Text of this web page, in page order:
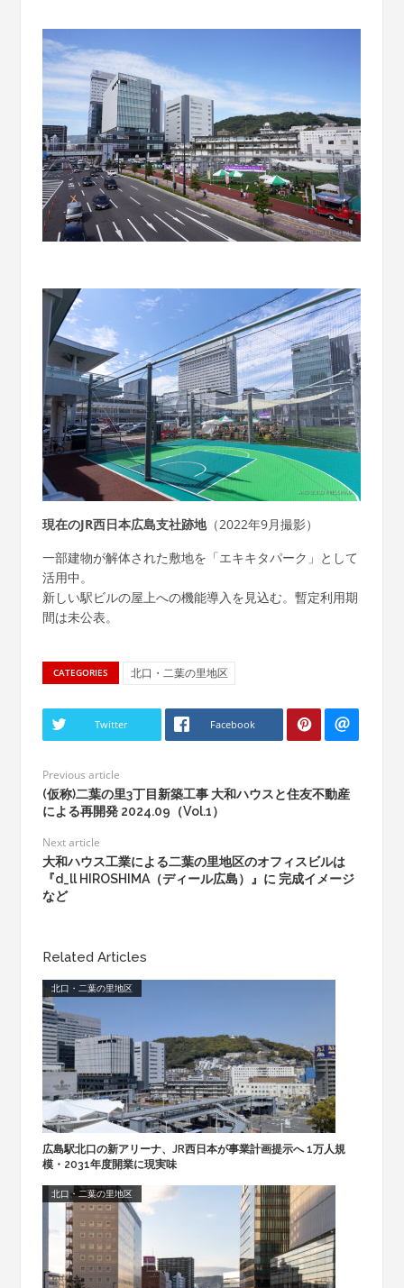
現在のJR西日本広島支社跡地（2022年9月撮影）
一部建物が解体された敷地を「エキキタパーク」として
活用中。
新しい駅ビルの屋上への機能導入を見込む。暫定利用期
間は未公表。
CATEGORIES 北口・二葉の里地区
Twitter Facebook
Previous article
(仮称)二葉の里3丁目新築工事 大和ハウスと住友不動産
による再開発 2024.09（Vol.1）
Next article
大和ハウス工業による二葉の里地区のオフィスビルは
『d_ll HIROSHIMA（ディール広島）』に 完成イメージ
など
Related Articles
北口・二葉の里地区
広島駅北口の新アリーナ、JR西日本が事業計画提示へ 1万人規
模・2031年度開業に現実味
北口・二葉の里地区